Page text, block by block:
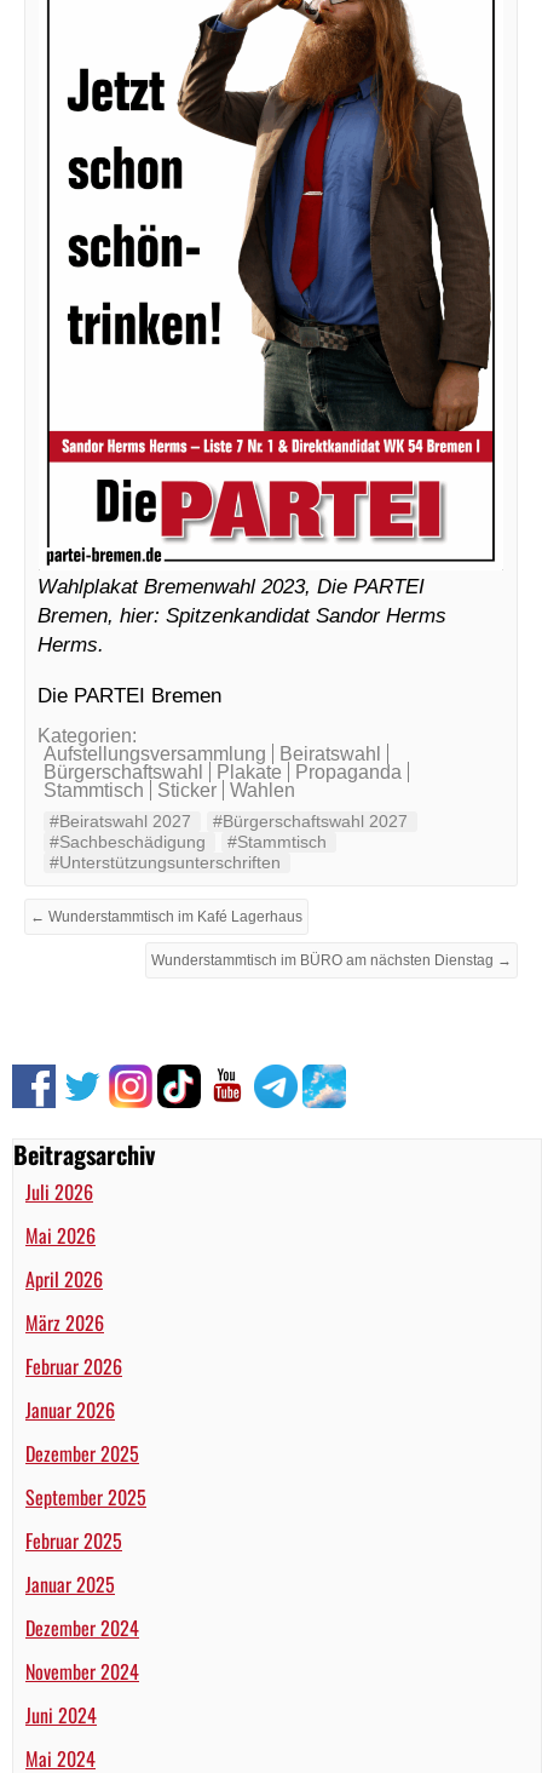
Beitragsarchiv
Juli 2026
Mai 2026
April 2026
März 2026
Februar 2026
Januar 2026
Dezember 2025
September 2025
Februar 2025
Januar 2025
Dezember 2024
November 2024
Juni 2024
Mai 2024
Wahlplakat Bremenwahl 2023, Die PARTEI
Bremen, hier: Spitzenkandidat Sandor Herms
Herms.
Die PARTEI Bremen
Kategorien:
Aufstellungsversammlung
Beiratswahl
Bürgerschaftswahl
Plakate
Propaganda
Stammtisch
Sticker Wahlen
#Beiratswahl 2027
#Bürgerschaftswahl 2027
#Sachbeschädigung
#Stammtisch
#Unterstützungsunterschriften
← Wunderstammtisch im Kafé Lagerhaus
Wunderstammtisch im BÜRO am nächsten Dienstag →